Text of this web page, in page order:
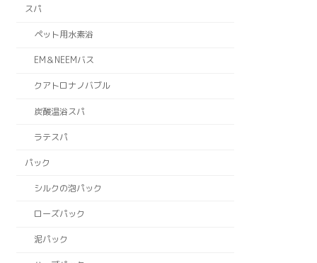
スパ
ペット用水素浴
EM＆NEEMバス
クアトロナノバブル
炭酸温浴スパ
ラテスパ
パック
シルクの泡パック
ローズパック
泥パック